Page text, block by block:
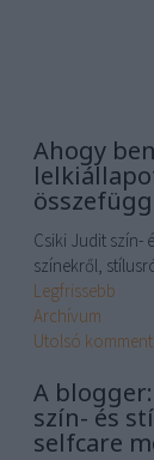
Ahogy
Csiki Judit szín-
színekről,
Legfrissebb
Archívum
Utolsó
A
szín- és
selfcare